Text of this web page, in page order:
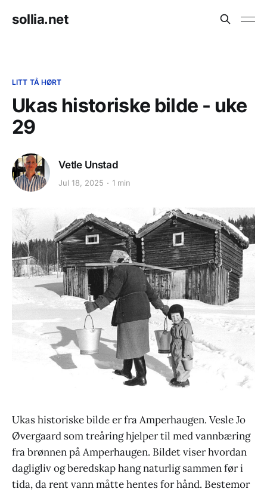
sollia.net
LITT TÅ HØRT
Ukas historiske bilde - uke
29
Vetle Unstad
Jul 18, 2025 1 min
Ukas historiske bilde er fra Amperhaugen. Vesle Jo
Øvergaard som treåring hjelper til med vannbæring
fra brønnen på Amperhaugen. Bildet viser hvordan
dagligliv og beredskap hang naturlig sammen før i
tida, da rent vann måtte hentes for hånd. Bestemor